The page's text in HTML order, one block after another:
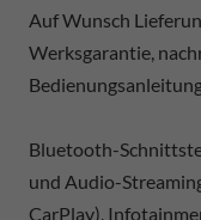
Auf Wunsch
Werksgarantie,
Bluetooth-
und Audio-
CarPlay),